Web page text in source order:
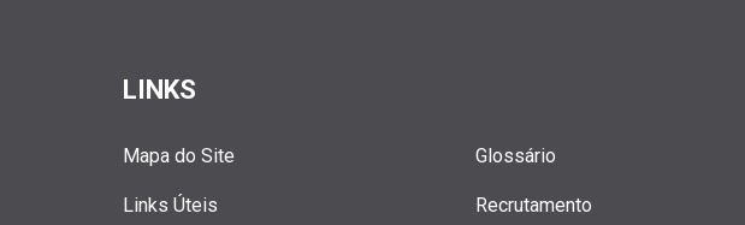
LINKS
Mapa do Site
Links Úteis
Glossário
Recrutamento